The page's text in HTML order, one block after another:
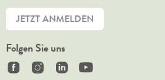
JETZT ANMELDEN
Folgen Sie uns